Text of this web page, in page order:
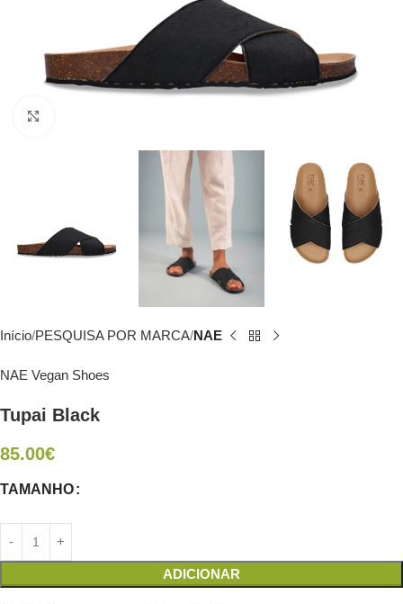
Início PESQUISA POR MARCA NAE
NAE Vegan Shoes
Tupai Black
85.00€
TAMANHO
ADICIONAR